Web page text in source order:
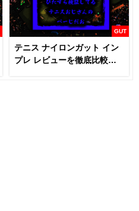
GUT
テニス ナイロンガット イン
プレ レビューを徹底比較